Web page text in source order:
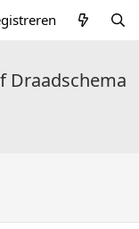
Draadschema